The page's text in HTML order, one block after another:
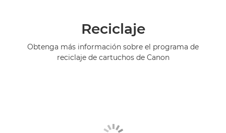
Reciclaje
Obtenga más información sobre el programa de
reciclaje de cartuchos de Canon